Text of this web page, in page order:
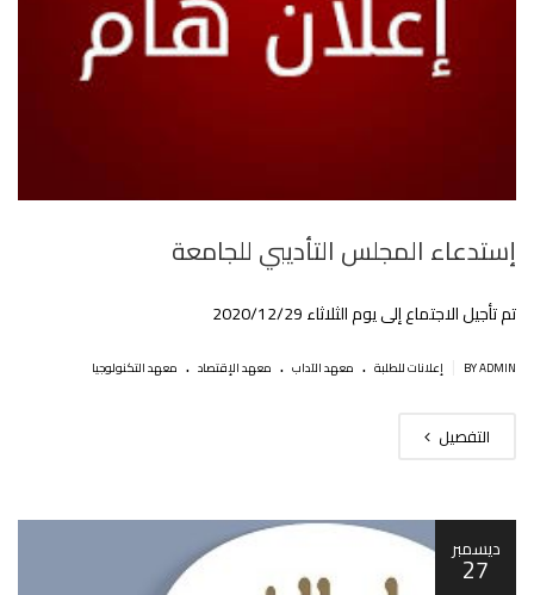
إستدعاء المجلس التأديبي للجامعة
تم تأجيل الاجتماع إلى يوم الثلاثاء 2020/12/29
BY ADMIN إعلانات للطلبة . معهد الآداب . معهد الإقتصاد . معهد التكنولوجيا
التفصيل
ديسمبر
27